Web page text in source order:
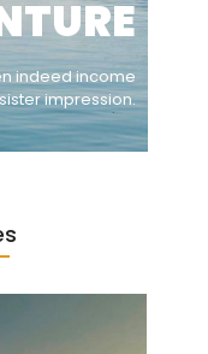
indeed income
sister impression.